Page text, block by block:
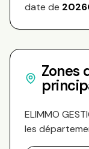
date de
Zones
ELIMMO
les